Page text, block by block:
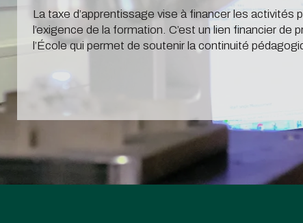
Se lancer dans
l'entrepreneuriat
Verser
La taxe d’apprentissage vise à financer les activités
l’exigence de la formation. C’est un lien financier de
l’École qui permet de soutenir la continuité